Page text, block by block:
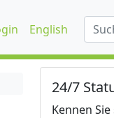
English
24/7
Kennen